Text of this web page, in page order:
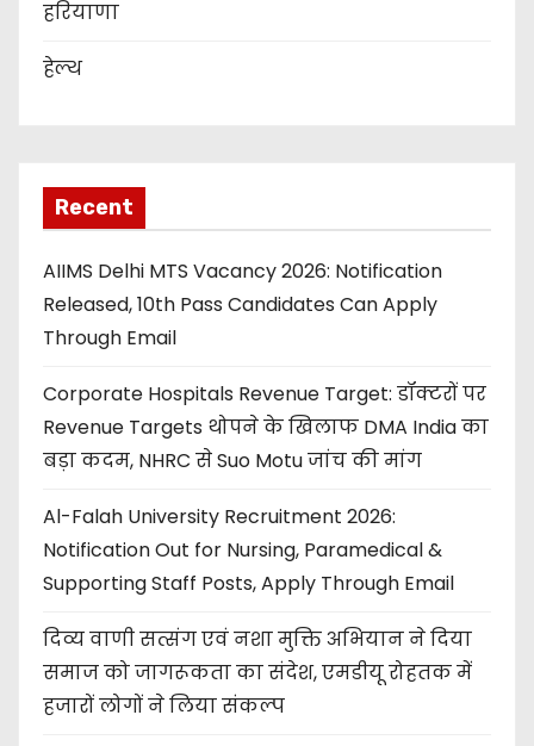
हरियाणा
हेल्थ
Recent
AIIMS Delhi MTS Vacancy 2026: Notification
Released, 10th Pass Candidates Can Apply
Through Email
Corporate Hospitals Revenue Target: डॉक्टरों पर
Revenue Targets थोपने के खिलाफ DMA India का
बड़ा कदम, NHRC से Suo Motu जांच की मांग
Al-Falah University Recruitment 2026:
Notification Out for Nursing, Paramedical &
Supporting Staff Posts, Apply Through Email
दिव्य वाणी सत्संग एवं नशा मुक्ति अभियान ने दिया
समाज को जागरूकता का संदेश, एमडीयू रोहतक में
हजारों लोगों ने लिया संकल्प